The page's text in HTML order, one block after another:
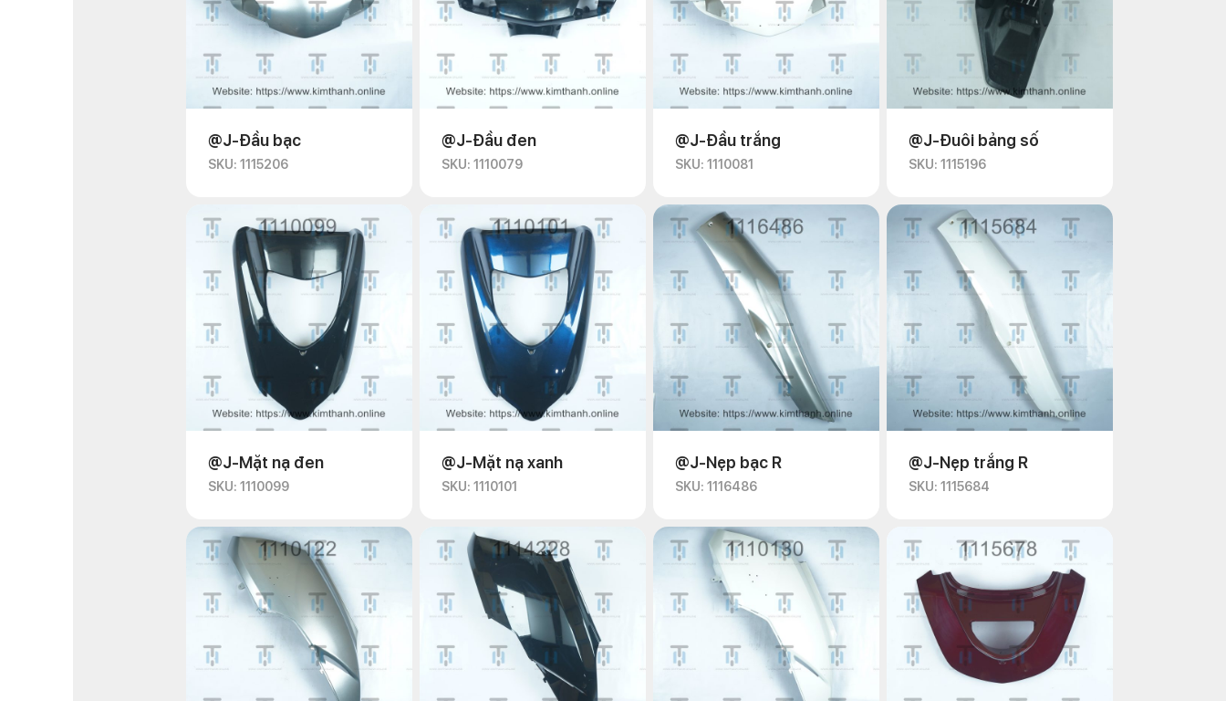
@J-Đầu bạc
SKU: 1115206
@J-Đầu đen
SKU: 1110079
@J-Đầu trắng
SKU: 1110081
@J-Đuôi bảng số
SKU: 1115196
@J-Mặt nạ đen
SKU: 1110099
@J-Mặt nạ xanh
SKU: 1110101
@J-Nẹp bạc R
SKU: 1116486
@J-Nẹp trắng R
SKU: 1115684